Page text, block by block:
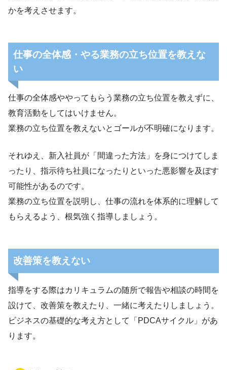
かを考えさせます。
仕事の全体感・やる業務の立ち位置を教えな
い
仕事の全体感ややってもらう業務の立ち位置を教えずに、
教育活動をしてはいけません。
業務の立ち位置を教えないとゴールが不明確になります。
それゆえ、新入社員が「間違った方法」を身につけてしま
ったり、指示待ち社員になったりといった悪影響を及ぼす
可能性があるのです。
業務の立ち位置を説明し、仕事の流れを体系的に理解して
もらえるよう、根気強く指導しましょう。
改善策を教えない
指導をする際はカリキュラムの随所で報告や相談の時間を
設けて、改善策を教えたり、一緒に考えたりしましょう。
ビジネスの基礎的な考え方として「PDCAサイクル」があ
ります。